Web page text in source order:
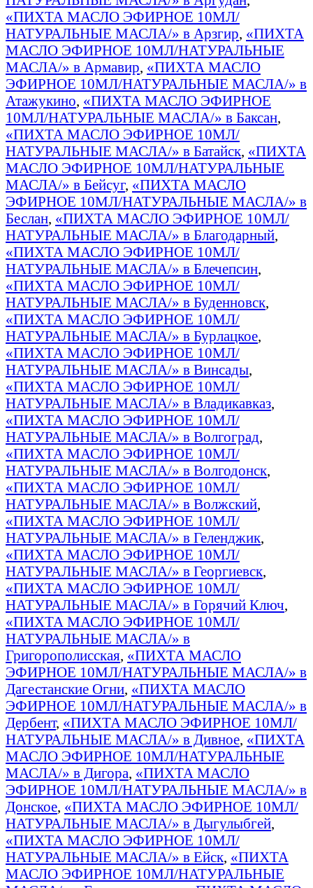
«ПИХТА МАСЛО ЭФИРНОЕ 10МЛ/
НАТУРАЛЬНЫЕ МАСЛА/» в Арзгир, «ПИХТА
МАСЛО ЭФИРНОЕ 10МЛ/НАТУРАЛЬНЫЕ
МАСЛА/» в Армавир, «ПИХТА МАСЛО
ЭФИРНОЕ 10МЛ/НАТУРАЛЬНЫЕ МАСЛА/» в
Атажукино, «ПИХТА МАСЛО ЭФИРНОЕ
10МЛ/НАТУРАЛЬНЫЕ МАСЛА/» в Баксан,
«ПИХТА МАСЛО ЭФИРНОЕ 10МЛ/
НАТУРАЛЬНЫЕ МАСЛА/» в Батайск, «ПИХТА
МАСЛО ЭФИРНОЕ 10МЛ/НАТУРАЛЬНЫЕ
МАСЛА/» в Бейсуг, «ПИХТА МАСЛО
ЭФИРНОЕ 10МЛ/НАТУРАЛЬНЫЕ МАСЛА/» в
Беслан, «ПИХТА МАСЛО ЭФИРНОЕ 10МЛ/
НАТУРАЛЬНЫЕ МАСЛА/» в Благодарный,
«ПИХТА МАСЛО ЭФИРНОЕ 10МЛ/
НАТУРАЛЬНЫЕ МАСЛА/» в Блечепсин,
«ПИХТА МАСЛО ЭФИРНОЕ 10МЛ/
НАТУРАЛЬНЫЕ МАСЛА/» в Буденновск,
«ПИХТА МАСЛО ЭФИРНОЕ 10МЛ/
НАТУРАЛЬНЫЕ МАСЛА/» в Бурлацкое,
«ПИХТА МАСЛО ЭФИРНОЕ 10МЛ/
НАТУРАЛЬНЫЕ МАСЛА/» в Винсады,
«ПИХТА МАСЛО ЭФИРНОЕ 10МЛ/
НАТУРАЛЬНЫЕ МАСЛА/» в Владикавказ,
«ПИХТА МАСЛО ЭФИРНОЕ 10МЛ/
НАТУРАЛЬНЫЕ МАСЛА/» в Волгоград,
«ПИХТА МАСЛО ЭФИРНОЕ 10МЛ/
НАТУРАЛЬНЫЕ МАСЛА/» в Волгодонск,
«ПИХТА МАСЛО ЭФИРНОЕ 10МЛ/
НАТУРАЛЬНЫЕ МАСЛА/» в Волжский,
«ПИХТА МАСЛО ЭФИРНОЕ 10МЛ/
НАТУРАЛЬНЫЕ МАСЛА/» в Геленджик,
«ПИХТА МАСЛО ЭФИРНОЕ 10МЛ/
НАТУРАЛЬНЫЕ МАСЛА/» в Георгиевск,
«ПИХТА МАСЛО ЭФИРНОЕ 10МЛ/
НАТУРАЛЬНЫЕ МАСЛА/» в Горячий Ключ,
«ПИХТА МАСЛО ЭФИРНОЕ 10МЛ/
НАТУРАЛЬНЫЕ МАСЛА/» в
Григорополисская, «ПИХТА МАСЛО
ЭФИРНОЕ 10МЛ/НАТУРАЛЬНЫЕ МАСЛА/» в
Дагестанские Огни, «ПИХТА МАСЛО
ЭФИРНОЕ 10МЛ/НАТУРАЛЬНЫЕ МАСЛА/» в
Дербент, «ПИХТА МАСЛО ЭФИРНОЕ 10МЛ/
НАТУРАЛЬНЫЕ МАСЛА/» в Дивное, «ПИХТА
МАСЛО ЭФИРНОЕ 10МЛ/НАТУРАЛЬНЫЕ
МАСЛА/» в Дигора, «ПИХТА МАСЛО
ЭФИРНОЕ 10МЛ/НАТУРАЛЬНЫЕ МАСЛА/» в
Донское, «ПИХТА МАСЛО ЭФИРНОЕ 10МЛ/
НАТУРАЛЬНЫЕ МАСЛА/» в Дыгулыбгей,
«ПИХТА МАСЛО ЭФИРНОЕ 10МЛ/
НАТУРАЛЬНЫЕ МАСЛА/» в Ейск, «ПИХТА
МАСЛО ЭФИРНОЕ 10МЛ/НАТУРАЛЬНЫЕ